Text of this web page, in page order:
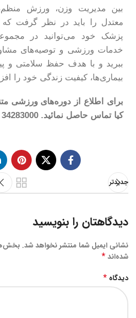
بین مدیریت وزن، ورزش
معتدل را باید در نظر گرفت که
پزشک خود می‌توانید در
خدمات ورزشی و توصیه‌های
ببرید و با هدف حفظ سلامتی و
بیماری‌ها، کیفیت زندگی خود را
برای اطلاع از دوره‌های ورزشی
کیا تماس حاصل نمائید. 34283000
جدیدتر
دیدگاهتان را بنویسید
نشانی ایمیل شما منتشر نخواهد شد.
شده‌اند*
دیدگاه *